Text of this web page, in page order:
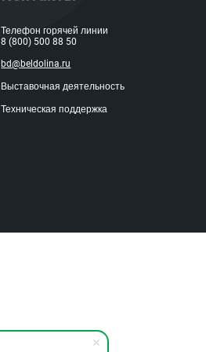
Телефон горячей линии
8 (800) 500 88 50
bd@beldolina.ru
Выставочная деятельность
Техническая поддержка